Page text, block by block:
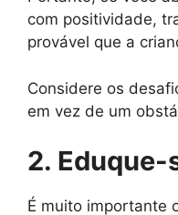
com positividade,
provável que a
Considere os
em vez de um
2. Eduque-
É muito importante